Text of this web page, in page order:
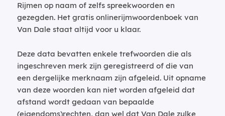
Rijmen op naam of zelfs spreekwoorden en
gezegden. Het gratis onlinerijmwoordenboek van
Van Dale staat altijd voor u klaar.
Deze data bevatten enkele trefwoorden die als
ingeschreven merk zijn geregistreerd of die van
een dergelijke merknaam zijn afgeleid. Uit opname
van deze woorden kan niet worden afgeleid dat
afstand wordt gedaan van bepaalde
(eigendoms)rechten, dan wel dat Van Dale zulke